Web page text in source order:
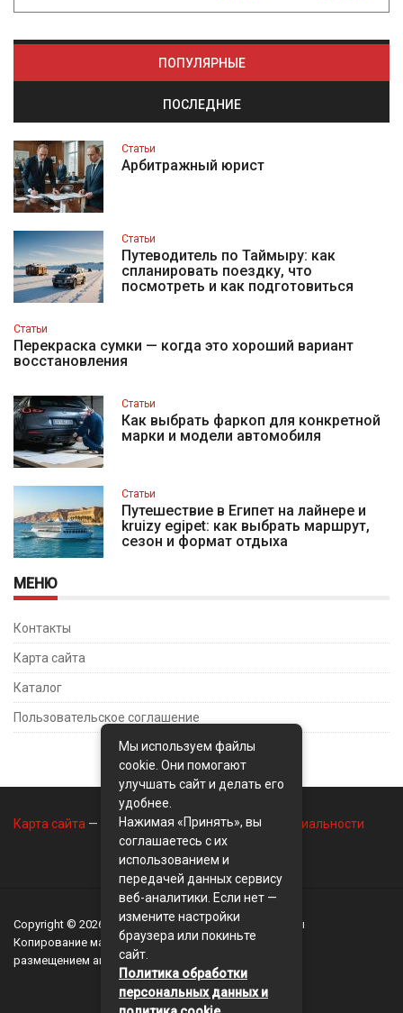
ПОПУЛЯРНЫЕ
ПОСЛЕДНИЕ
Статьи
Арбитражный юрист
Статьи
Путеводитель по Таймыру: как
спланировать поездку, что
посмотреть и как подготовиться
Статьи
Перекраска сумки — когда это хороший вариант
восстановления
Статьи
Как выбрать фаркоп для конкретной
марки и модели автомобиля
Статьи
Путешествие в Египет на лайнере и
kruizy egipet: как выбрать маршрут,
сезон и формат отдыха
МЕНЮ
Контакты
Карта сайта
Каталог
Пользовательское соглашение
Карта сайта — Контакты— Политика конфиденциальности
Copyright © 2026 BusinessMix- Экономика и финансы
Копирование материалов разрешается, только с
размещением активной ссылки на сайт
Мы используем файлы
cookie. Они помогают
улучшать сайт и делать его
удобнее.
Нажимая «Принять», вы
соглашаетесь с их
использованием и
передачей данных сервису
веб-аналитики. Если нет —
измените настройки
браузера или покиньте
сайт.
Политика обработки
персональных данных и